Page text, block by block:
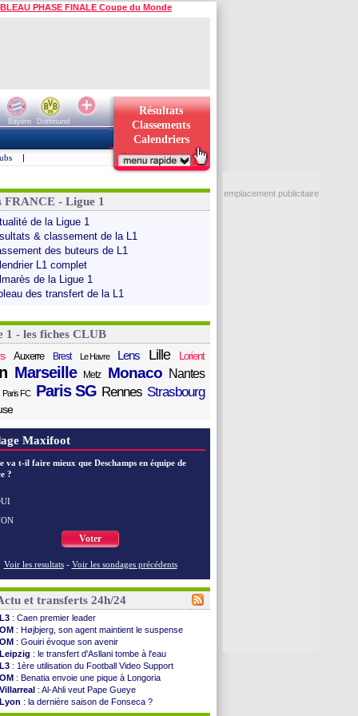
PHASE FINALE Coupe du Monde
Bayern
Dortmund
Résultats
Classements
Calendriers
|
FRANCE - Ligue 1
de la Ligue 1
& classement de la L1
des buteurs de L1
L1 complet
de la Ligue 1
des transfert de la L1
1 - les fiches CLUB
Auxerre Brest Le Havre Lens Lille Lorient
Marseille Metz Monaco Nantes
Paris FC Paris SG Rennes Strasbourg
Maxifoot
va t-il faire mieux que Deschamps en équipe de
?
Voter
Voir les resultats - Voir les sondages précédents
et transferts 24h/24
L3 : Caen premier leader
OM : Højbjerg, son agent maintient le suspense
OM : Gouiri évoque son avenir
Leipzig : le transfert d'Asllani tombe à l'eau
L3 : 1ère utilisation du Football Video Support
OM : Benatia envoie une pique à Longoria
Villarreal : Al-Ahli veut Pape Gueye
Lyon : la dernière saison de Fonseca ?
OM: un nouveau prétendant pour Højbjerg
emplacement publicitaire